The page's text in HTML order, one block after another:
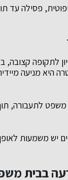
פסילה עד
לתקופה
היא מניעה
לתעבורה,
משמעות לאופן
בבית